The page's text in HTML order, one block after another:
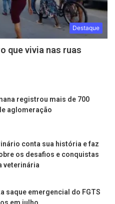
Destaque
que vivia nas ruas
registrou mais de 700
aglomeração
conta sua história e faz
os desafios e conquistas
veterinária
saque emergencial do FGTS
em julho